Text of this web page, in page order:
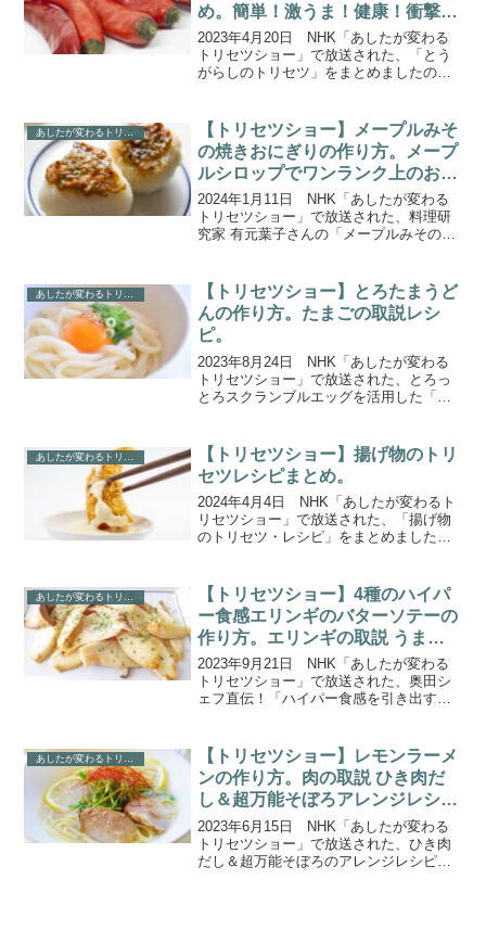
め。簡単！激うま！健康！衝撃の
真実SP。
2023年4月20日 NHK「あしたが変わる
トリセツショー」で放送された、「とう
がらしのトリセツ」をまとめましたの
せまる「一味とうがらしのトリセツ」。
棚の奥に眠る一味...
あしたが変わるトリセツショー
【トリセツショー】メープルみそ
の焼きおにぎりの作り方。メープ
ルシロップでワンランク上のおも
てなしレシピ。
2024年1月11日 NHK「あしたが変わる
トリセツショー」で放送された、料理研
究家 有元葉子さんの「メープルみその焼
シロップの取説』です。メープルシロッ
プ驚異の“ひと...
あしたが変わるトリセツショー
【トリセツショー】とろたまうど
んの作り方。たまごの取説レシ
ピ。
2023年8月24日 NHK「あしたが変わる
トリセツショー」で放送された、とろっ
とろスクランブルエッグを活用した「と
よくあるアレをちょい足しするだけ！卵
焼きやオムライス、...
【トリセツショー】揚げ物のトリ
セツレシピまとめ。
2024年4月4日 NHK「あしたが変わるト
リセツショー」で放送された、「揚げ物
のトリセツ・レシピ」をまとめましたの
と楽に！もっとおいしくなる2つの超簡単
ワザを伝授！て...
【トリセツショー】4種のハイパ
ー食感エリンギのバターソテーの
作り方。エリンギの取説 うまみ
噴出の衝撃技＆4種の食感技！
2023年9月21日 NHK「あしたが変わる
トリセツショー」で放送された、奥田シ
ェフ直伝！「ハイパー食感を引き出すエ
り方をご紹介します。今回は、うまみと
食感が魅力の「エ...
あしたが変わるトリセツショー
【トリセツショー】レモンラーメ
ンの作り方。肉の取説 ひき肉だ
し＆超万能そぼろアレンジレシ
ピ。
2023年6月15日 NHK「あしたが変わる
トリセツショー」で放送された、ひき肉
だし＆超万能そぼろのアレンジレシピ